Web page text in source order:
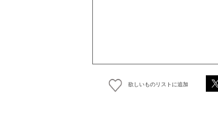
欲しいものリストに追加